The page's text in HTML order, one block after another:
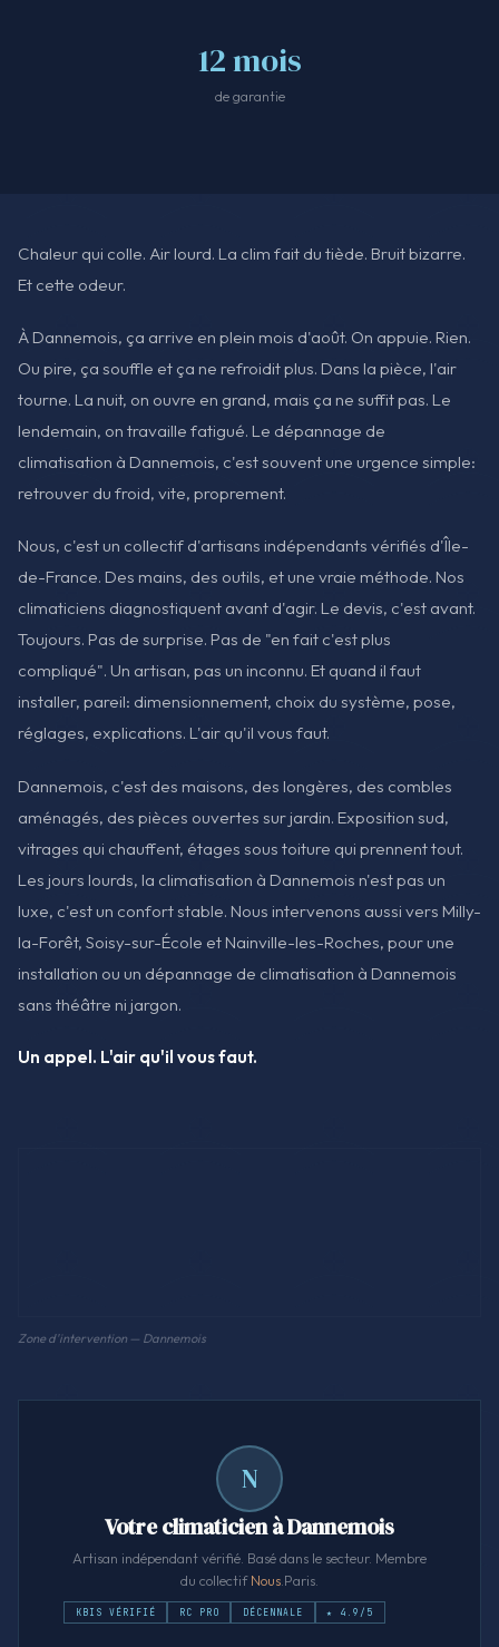
12 mois
de garantie
Chaleur qui colle. Air lourd. La clim fait du tiède. Bruit bizarre.
Et cette odeur.
À Dannemois, ça arrive en plein mois d'août. On appuie. Rien.
Ou pire, ça souffle et ça ne refroidit plus. Dans la pièce, l'air
tourne. La nuit, on ouvre en grand, mais ça ne suffit pas. Le
lendemain, on travaille fatigué. Le dépannage de
climatisation à Dannemois, c'est souvent une urgence simple:
retrouver du froid, vite, proprement.
Nous, c'est un collectif d'artisans indépendants vérifiés d'Île-
de-France. Des mains, des outils, et une vraie méthode. Nos
climaticiens diagnostiquent avant d'agir. Le devis, c'est avant.
Toujours. Pas de surprise. Pas de "en fait c'est plus
compliqué". Un artisan, pas un inconnu. Et quand il faut
installer, pareil: dimensionnement, choix du système, pose,
réglages, explications. L'air qu'il vous faut.
Dannemois, c'est des maisons, des longères, des combles
aménagés, des pièces ouvertes sur jardin. Exposition sud,
vitrages qui chauffent, étages sous toiture qui prennent tout.
Les jours lourds, la climatisation à Dannemois n'est pas un
luxe, c'est un confort stable. Nous intervenons aussi vers Milly-
la-Forêt, Soisy-sur-École et Nainville-les-Roches, pour une
installation ou un dépannage de climatisation à Dannemois
sans théâtre ni jargon.
Un appel. L'air qu'il vous faut.
Zone d'intervention — Dannemois
N
Votre climaticien à Dannemois
Artisan indépendant vérifié. Basé dans le secteur. Membre
du collectifNous .Paris.
KBIS VÉRIFIÉ RC PRO DÉCENNALE ★ 4.9/5